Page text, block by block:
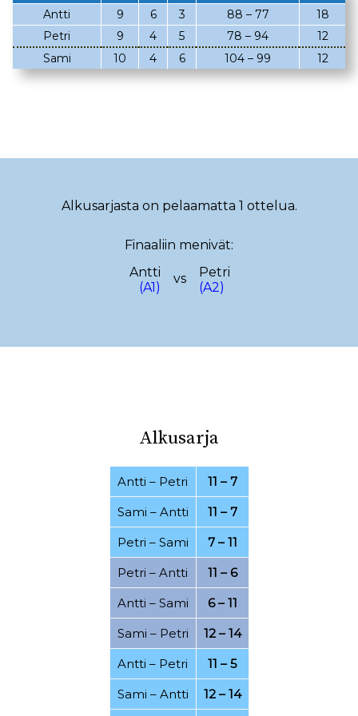
02.03.2023
08.02.2023
05.02.2023
02.02.2023
29.10.2022
19.10.2022
25.09.2022
15.09.2022
10.09.2022
08.09.2022
20.07.2022
16.07.2022
07.07.2022
06.07.2022
01.07.2022
20.06.2022
15.06.2022
25.04.2022
19.04.2022
11.04.2022
07.03.2022
28.02.2022
24.02.2022
21.02.2022
15.02.2022
08.02.2022
06.02.2022
17.01.2022
15.01.2022
12.12.2021
Antti 9 6 3 88 – 77
18
Petri
9 4 5 78 – 94
12
Sami
10 4 6 104 – 99 12
Alkusarjasta on pelaamatta 1 ottelua.
Finaaliin menivät:
Antti
(A1)
vs
Petri
(A2)
Alkusarja
Antti – Petri
11 – 7
Sami – Antti
11 – 7
Petri – Sami
7 – 11
Petri – Antti
11 – 6
Antti – Sami
6 – 11
Sami – Petri
12 – 14
Antti – Petri
11 – 5
Sami – Antti 12 – 14